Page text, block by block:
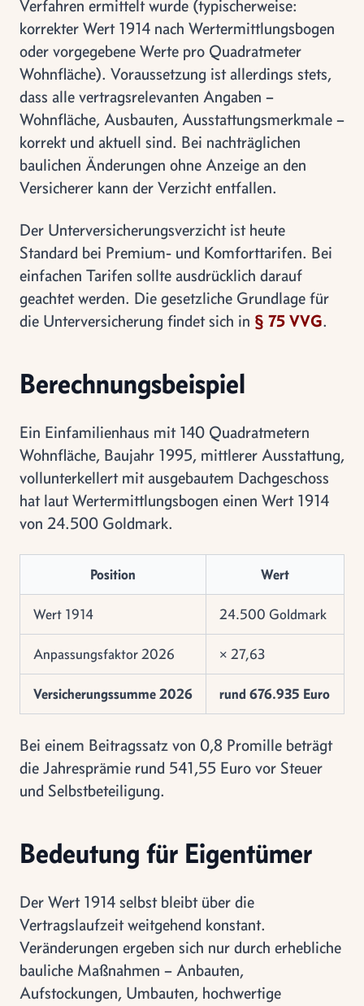
Verfahren ermittelt wurde (typischerweise:
korrekter Wert 1914 nach Wertermittlungsbogen
oder vorgegebene Werte pro Quadratmeter
Wohnfläche). Voraussetzung ist allerdings stets,
dass alle vertragsrelevanten Angaben –
Wohnfläche, Ausbauten, Ausstattungsmerkmale –
korrekt und aktuell sind. Bei nachträglichen
baulichen Änderungen ohne Anzeige an den
Versicherer kann der Verzicht entfallen.
Der Unterversicherungsverzicht ist heute
Standard bei Premium- und Komforttarifen. Bei
einfachen Tarifen sollte ausdrücklich darauf
geachtet werden. Die gesetzliche Grundlage für
die Unterversicherung findet sich in § 75 VVG.
Berechnungsbeispiel
Ein Einfamilienhaus mit 140 Quadratmetern
Wohnfläche, Baujahr 1995, mittlerer Ausstattung,
vollunterkellert mit ausgebautem Dachgeschoss
hat laut Wertermittlungsbogen einen Wert 1914
von 24.500 Goldmark.
Position Wert
Wert 1914 24.500 Goldmark
Anpassungsfaktor 2026 × 27,63
Versicherungssumme 2026 rund 676.935 Euro
Bei einem Beitragssatz von 0,8 Promille beträgt
die Jahresprämie rund 541,55 Euro vor Steuer
und Selbstbeteiligung.
Bedeutung für Eigentümer
Der Wert 1914 selbst bleibt über die
Vertragslaufzeit weitgehend konstant.
Veränderungen ergeben sich nur durch erhebliche
bauliche Maßnahmen – Anbauten,
Aufstockungen, Umbauten, hochwertige